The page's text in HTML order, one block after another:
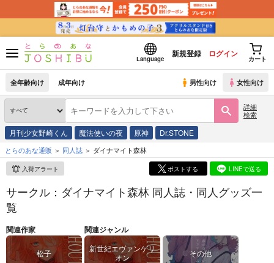
Language
新規登録 ログイン
カート
全年齢向け 成年向け 男性向け 女性向け
詳細
検索
月刊少女野崎くん 魔法使いの夜 原神 Dr.STONE
とらのあな通販 同人誌 ダイナマイト森林
入荷アラート ポストする LINEで送る
サークル：ダイナマイト森林 同人誌・同人グッズ一
覧
関連作家
松子
関連ジャンル
新世紀エヴァンゲリ
オン
その他